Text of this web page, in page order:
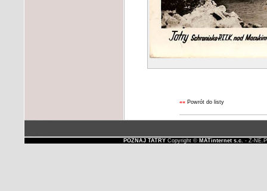
«« Powrót do listy
POZNAJ TATRYCopyright © MATinternet s.c. - Z-